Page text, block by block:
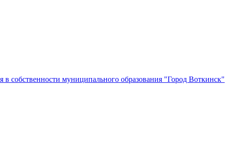
собственности муниципального образования "Город Воткинск"